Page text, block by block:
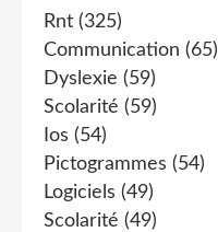
Rnt (325)
Communication (65)
Dyslexie (59)
Scolarité (59)
Ios (54)
Pictogrammes (54)
Logiciels (49)
Scolarité (49)